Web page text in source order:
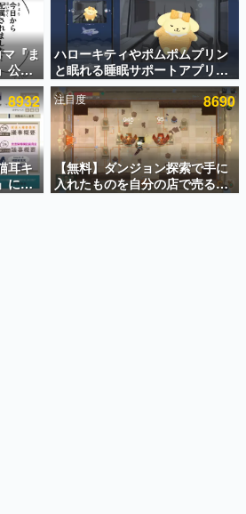
画書
リエイターの方々に製作時のエピソードをお
トする企画（ゲーム）とは何か？を探ってい
いてはいけない。『赫本』は、〈試験問題〉
編ホラー小説集です。
く
ジタルゲーム市場を担う若きクリエイター達
彼らのルーツと情熱を探っていきます。
『ま
公開
員の
舞台
たち
ハローキティやポムポムプリン
と眠れる睡眠サポートアプリ
『ゆめたび』が配信中。キャラ
ごとのASMRや目覚ましアラー
ムも搭載
8932
耳キ
に視
違法
注目度 8690
【無料】ダンジョン探索で手に
入れたものを自分の店で売るゲ
ーム『Moonlighter』がSteam